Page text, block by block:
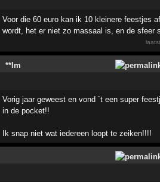
Voor die 60 euro kan ik 10 kleinere feestjes
wordt, het er niet zo massaal is, en de sfeer
**Im
Vorig jaar geweest en vond `t een super
in de pocket!!
Ik snap niet wat iedereen loopt te zeiken!!!!